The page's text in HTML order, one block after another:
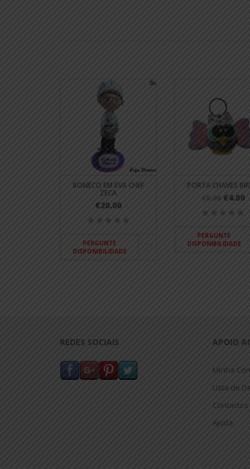
BONECO EM EVA CHEF
ZECA
€20.00
PERGUNTE
DISPONIBILIDADE
PORTA CHAVES
€5.00 €4.00
PERGUNTE
DISPONIBILIDADE
REDES SOCIAIS APOIO
Minha
Lista de
Contactos
Ajuda